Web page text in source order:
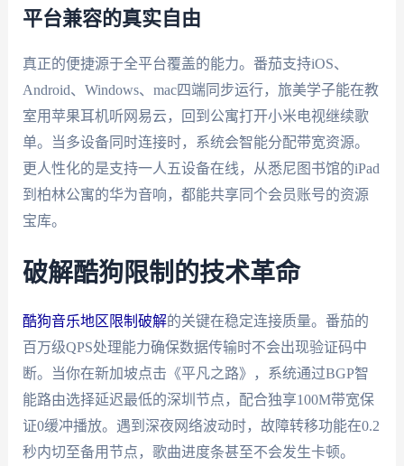
平台兼容的真实自由
真正的便捷源于全平台覆盖的能力。番茄支持iOS、
Android、Windows、mac四端同步运行，旅美学子能在教
室用苹果耳机听网易云，回到公寓打开小米电视继续歌
单。当多设备同时连接时，系统会智能分配带宽资源。
更人性化的是支持一人五设备在线，从悉尼图书馆的iPad
到柏林公寓的华为音响，都能共享同个会员账号的资源
宝库。
破解酷狗限制的技术革命
酷狗音乐地区限制破解的关键在稳定连接质量。番茄的
百万级QPS处理能力确保数据传输时不会出现验证码中
断。当你在新加坡点击《平凡之路》，系统通过BGP智
能路由选择延迟最低的深圳节点，配合独享100M带宽保
证0缓冲播放。遇到深夜网络波动时，故障转移功能在0.2
秒内切至备用节点，歌曲进度条甚至不会发生卡顿。